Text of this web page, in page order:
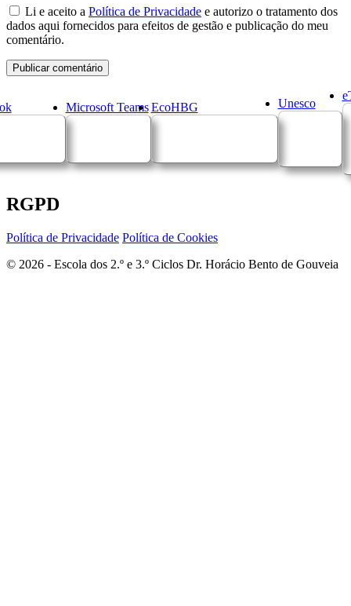
Li e aceito a Política de Privacidade e autorizo o tratamento dos
dados aqui fornecidos para efeitos de gestão e publicação do meu
comentário.
Microsoft Teams EcoHBG Unesco
RGPD
Política de Privacidade Política de Cookies
© 2026 - Escola dos 2.º e 3.º Ciclos Dr. Horácio Bento de Gouveia